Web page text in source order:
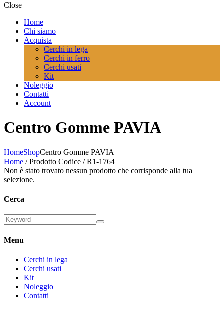
Close
Home
Chi siamo
Acquista
Cerchi in lega
Cerchi in ferro
Cerchi usati
Kit
Noleggio
Contatti
Account
Centro Gomme PAVIA
HomeShopCentro Gomme PAVIA
Home / Prodotto Codice / R1-1764
Non è stato trovato nessun prodotto che corrisponde alla tua
selezione.
Cerca
Menu
Cerchi in lega
Cerchi usati
Kit
Noleggio
Contatti